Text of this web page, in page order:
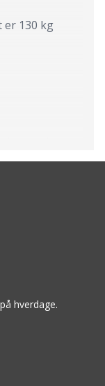
130 kg
kerne
hverdage.